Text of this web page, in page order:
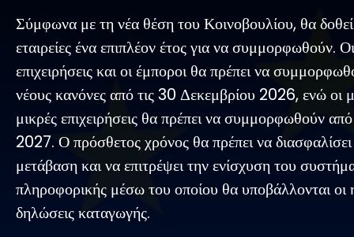
Σύμφωνα με τη νέα θέση του Κοινοβουλίου, θα δοθεί
εταιρείες ένα επιπλέον έτος για να συμμορφωθούν.
επιχειρήσεις και οι έμποροι θα πρέπει να
νέους κανόνες από τις 30 Δεκεμβρίου 2026, ενώ οι
μικρές επιχειρήσεις θα πρέπει να συμμορφωθούν
2027. Ο πρόσθετος χρόνος θα πρέπει να
μετάβαση και να επιτρέψει την ενίσχυση του
πληροφορικής μέσω του οποίου θα υποβάλλονται οι
δηλώσεις καταγωγής.